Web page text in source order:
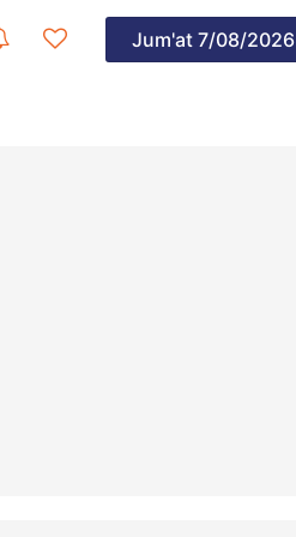
Jum'at 7/08/2026